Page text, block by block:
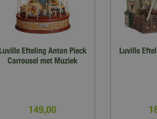
Luville Efteling Anton Pieck
Carrousel met Muziek
149,00
Luville